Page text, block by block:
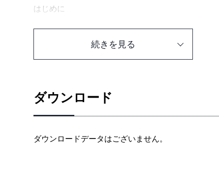
はじめに
1.1 フィボナッチ数列 ［問題1 フィボナッチ数列］
1.1.3 メモ化で救う
1.1.4 自動メモ化
1.1.5 単純なフィボナッチ
続きを見る
ダウンロード
ダウンロードデータはございません。